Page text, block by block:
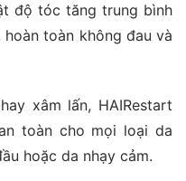
độ tóc tăng trung bình
toàn không đau và
xâm lấn, HAIRestart
toàn cho mọi loại da
hoặc da nhạy cảm.